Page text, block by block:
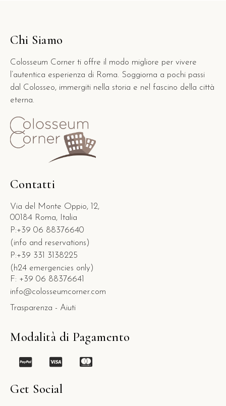
Chi Siamo
Colosseum Corner ti offre il modo migliore per vivere
l’autentica esperienza di Roma. Soggiorna a pochi passi
dal Colosseo, immergiti nella storia e nel fascino della città
eterna.
Contatti
Via del Monte Oppio, 12,
00184 Roma, Italia
P:+39 06 88376640
(info and reservations)
P:+39 331 3138225
(h24 emergencies only)
F: +39 06 88376641
info@colosseumcorner.com
Trasparenza - Aiuti
Modalità di Pagamento
Get Social